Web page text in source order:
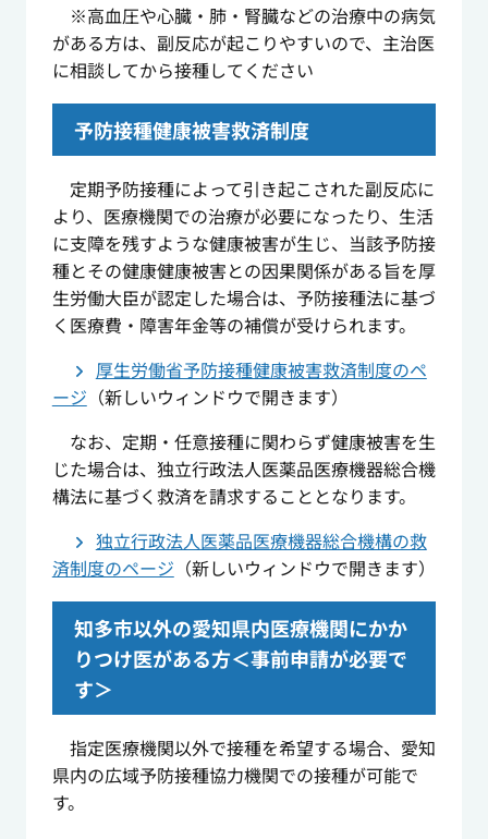
※高血圧や心臓・肺・腎臓などの治療中の病気
がある方は、副反応が起こりやすいので、主治医
に相談してから接種してください
予防接種健康被害救済制度
定期予防接種によって引き起こされた副反応に
より、医療機関での治療が必要になったり、生活
に支障を残すような健康被害が生じ、当該予防接
種とその健康健康被害との因果関係がある旨を厚
生労働大臣が認定した場合は、予防接種法に基づ
く医療費・障害年金等の補償が受けられます。
厚生労働省予防接種健康被害救済制度のペ
ージ （新しいウィンドウで開きます）
なお、定期・任意接種に関わらず健康被害を生
じた場合は、独立行政法人医薬品医療機器総合機
構法に基づく救済を請求することとなります。
独立行政法人医薬品医療機器総合機構の救
済制度のページ （新しいウィンドウで開きます）
知多市以外の愛知県内医療機関にかか
りつけ医がある方＜事前申請が必要で
す＞
指定医療機関以外で接種を希望する場合、愛知
県内の広域予防接種協力機関での接種が可能で
す。